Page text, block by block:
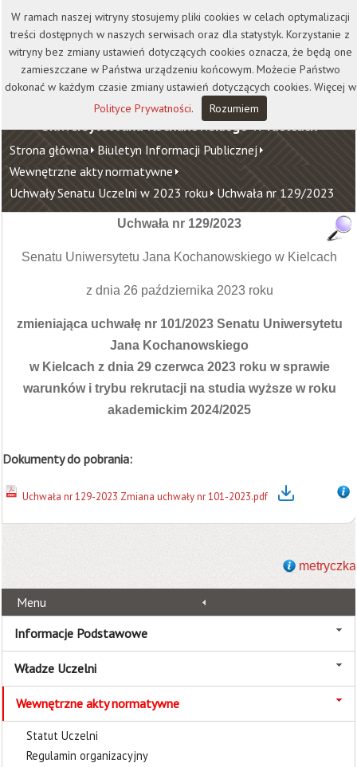
Kontakt Biblioteka
Wydawnictwo
Wirtualna Uczelnia
Uniwersytet Jana Kochanowskiego w Kielcach
Strona główna Biuletyn Informacji Publicznej
Wewnętrzne akty normatywne
Uchwały Senatu Uczelni w 2023 roku Uchwała nr 129/2023
Uchwała nr 129/2023
Senatu Uniwersytetu Jana Kochanowskiego w Kielcach
z dnia 26 października 2023 roku
zmieniająca uchwałę nr 101/2023 Senatu Uniwersytetu
Jana Kochanowskiego
w Kielcach z dnia 29 czerwca 2023 roku w sprawie
warunków i trybu rekrutacji na studia wyższe w roku
akademickim 2024/2025
Dokumenty do pobrania:
Uchwała nr 129-2023 Zmiana uchwały nr 101-2023.pdf
metryczka
Menu
Informacje Podstawowe
Władze Uczelni
Wewnętrzne akty normatywne
Statut Uczelni
Regulamin organizacyjny
W ramach naszej witryny stosujemy pliki cookies w celach optymalizacji
treści dostępnych w naszych serwisach oraz dla statystyk. Korzystanie z
witryny bez zmiany ustawień dotyczących cookies oznacza, że będą one
zamieszczane w Państwa urządzeniu końcowym. Możecie Państwo
dokonać w każdym czasie zmiany ustawień dotyczących cookies. Więcej w
Polityce Prywatności. Rozumiem